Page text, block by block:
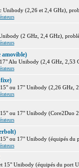
(2,26 et 2,4 GHz),
(2 GHz, 2,4 GHz),
Alu Unibody (2,4 GHz, 2,53
ou 17" Unibody (2,26 GHz,
ou 17" Unibody (Core2Duo
ou 17" Unibody (équipés du
15" Unibody (équipés du port